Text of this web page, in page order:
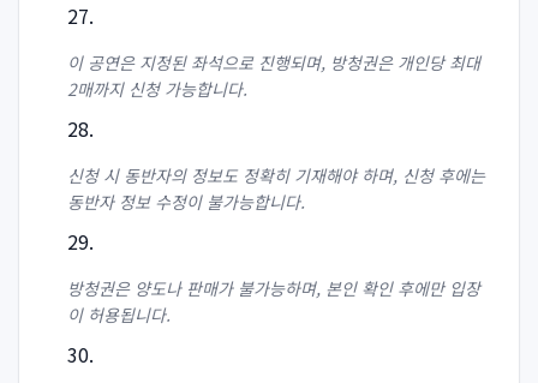
이 공연은 지정된 좌석으로 진행되며, 방청권은 개인당 최대
2매까지 신청 가능합니다.
신청 시 동반자의 정보도 정확히 기재해야 하며, 신청 후에는
동반자 정보 수정이 불가능합니다.
방청권은 양도나 판매가 불가능하며, 본인 확인 후에만 입장
이 허용됩니다.